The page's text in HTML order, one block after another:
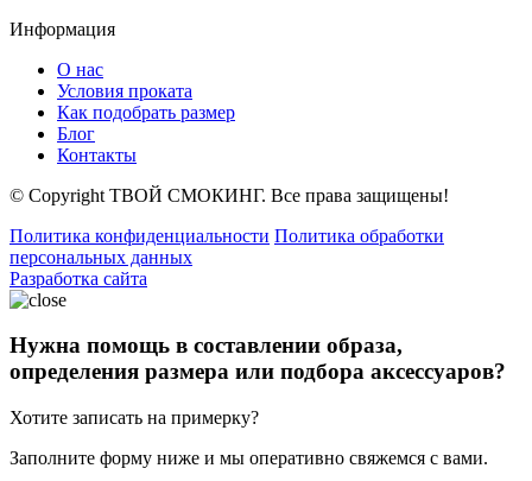
Информация
О нас
Условия проката
Как подобрать размер
Блог
Контакты
© Copyright ТВОЙ СМОКИНГ. Все права защищены!
Политика конфиденциальности Политика обработки
персональных данных
Разработка сайта
Нужна помощь в составлении образа,
определения размера или подбора аксессуаров?
Хотите записать на примерку?
Заполните форму ниже и мы оперативно свяжемся с вами.